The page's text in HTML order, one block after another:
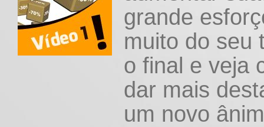
grande
muito do seu
o final e veja
dar mais
um novo